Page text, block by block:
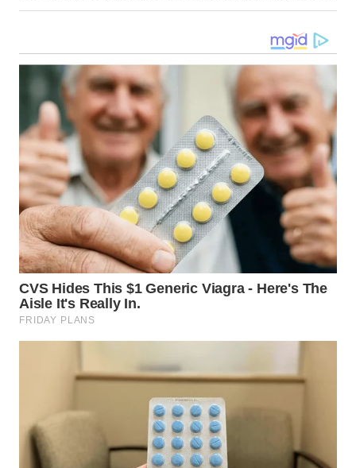
WN
TANJUNG
LESUNG
WN
KARO
WN
SIMALUNGUN
WN
LABUHANBATU
WN
WN
TEBING